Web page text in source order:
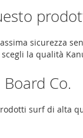
sicurezza
la qualità
Co.
surf di alta